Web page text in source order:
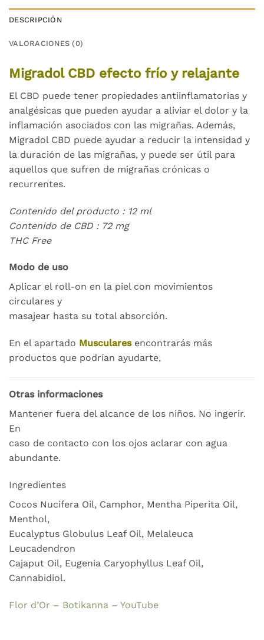
DESCRIPCIÓN
VALORACIONES (0)
Migradol CBD efecto frío y relajante
El CBD puede tener propiedades antiinflamatorias y
analgésicas que pueden ayudar a aliviar el dolor y la
inflamación asociados con las migrañas. Además,
Migradol CBD puede ayudar a reducir la intensidad y
la duración de las migrañas, y puede ser útil para
aquellos que sufren de migrañas crónicas o
recurrentes.
Contenido del producto : 12 ml
Contenido de CBD : 72 mg
THC Free
Modo de uso
Aplicar el roll-on en la piel con movimientos
circulares y
masajear hasta su total absorción.
En el apartado Muscularesencontrarás más
productos que podrían ayudarte,
Otras informaciones
Mantener fuera del alcance de los niños. No ingerir.
En
caso de contacto con los ojos aclarar con agua
abundante.
Ingredientes
Cocos Nucifera Oil, Camphor, Mentha Piperita Oil,
Menthol,
Eucalyptus Globulus Leaf Oil, Melaleuca
Leucadendron
Cajaput Oil, Eugenia Caryophyllus Leaf Oil,
Cannabidiol.
Flor d’Or – Botikanna – YouTube